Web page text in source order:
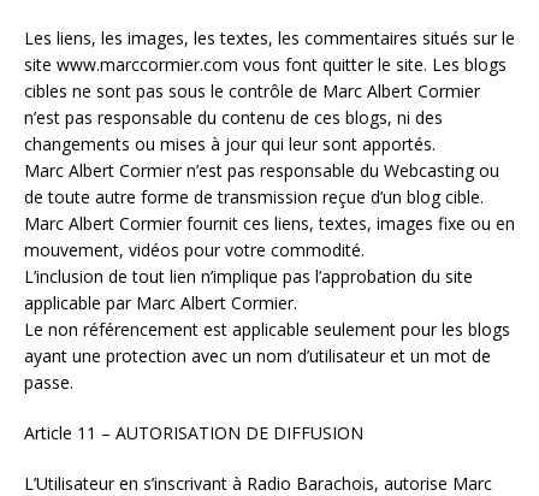
Les liens, les images, les textes, les commentaires situés sur le
site www.marccormier.com vous font quitter le site. Les blogs
cibles ne sont pas sous le contrôle de Marc Albert Cormier
n’est pas responsable du contenu de ces blogs, ni des
changements ou mises à jour qui leur sont apportés.
Marc Albert Cormier n’est pas responsable du Webcasting ou
de toute autre forme de transmission reçue d’un blog cible.
Marc Albert Cormier fournit ces liens, textes, images fixe ou en
mouvement, vidéos pour votre commodité.
L’inclusion de tout lien n’implique pas l’approbation du site
applicable par Marc Albert Cormier.
Le non référencement est applicable seulement pour les blogs
ayant une protection avec un nom d’utilisateur et un mot de
passe.
Article 11 – AUTORISATION DE DIFFUSION
L’Utilisateur en s’inscrivant à Radio Barachois, autorise Marc